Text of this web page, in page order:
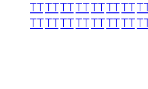
TTTTTTTTTTTTTT
TTTTTTTTTTTTTT